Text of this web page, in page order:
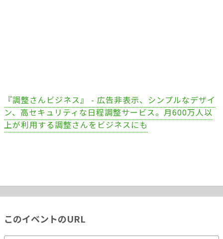
『調整さんビジネス』 - 広告非表示、シンプルなデザイ
ン、高セキュリティな日程調整サービス。月600万人以
上が利用する調整さんをビジネスにも
このイベントのURL